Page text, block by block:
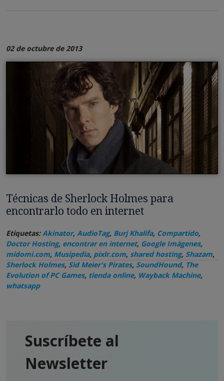
02 de octubre de 2013
Técnicas de Sherlock Holmes para
encontrarlo todo en internet
Etiquetas:Akinator, AudioTag, Burj Khalifa, Compartido,
Doctor Hosting, encontrar en internet, Google Imágenes,
midomi.com, Musipedia, pixlr.com, shared hosting, Shazam,
Sherlock Holmes, Sid Meier's Pirates, SoundHound, The
Evolution of PC Games, tienda online, Wayback Machine,
whatsapp
Suscríbete al
Newsletter